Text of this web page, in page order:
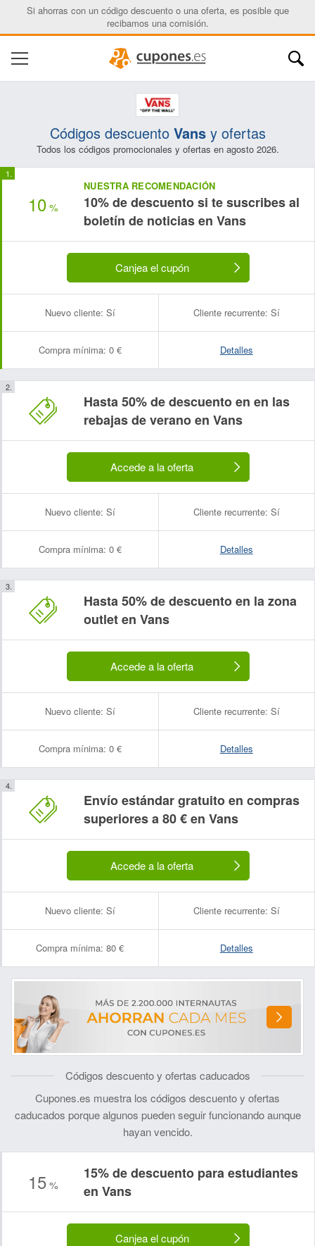
Si ahorras con un código descuento o una oferta, es posible que
recibamos una comisión.
Códigos descuento Vansy ofertas
Todos los códigos promocionales y ofertas en agosto 2026.
10 %
NUESTRA RECOMENDACIÓN
10% de descuento si te suscribes al
boletín de noticias en Vans
Canjea el cupón
Nuevo cliente: Sí Cliente recurrente: Sí
Compra mínima: 0 € Detalles
Hasta 50% de descuento en en las
rebajas de verano en Vans
Accede a la oferta
Nuevo cliente: Sí Cliente recurrente: Sí
Compra mínima: 0 € Detalles
Hasta 50% de descuento en la zona
outlet en Vans
Accede a la oferta
Nuevo cliente: Sí Cliente recurrente: Sí
Compra mínima: 0 € Detalles
Envío estándar gratuito en compras
superiores a 80 € en Vans
Accede a la oferta
Nuevo cliente: Sí Cliente recurrente: Sí
Compra mínima: 80 € Detalles
Códigos descuento y ofertas caducados
Cupones.es muestra los códigos descuento y ofertas
caducados porque algunos pueden seguir funcionando aunque
hayan vencido.
15 %
15% de descuento para estudiantes
en Vans
Canjea el cupón